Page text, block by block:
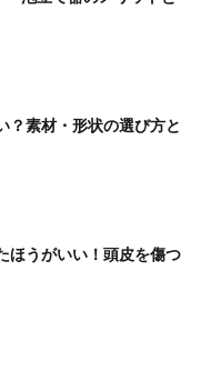
？素材・形状の選び方と
ほうがいい！頭皮を傷つ